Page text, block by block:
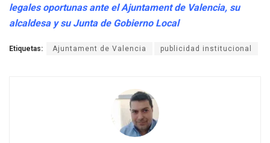
legales oportunas ante el Ajuntament de Valencia, su
alcaldesa y su Junta de Gobierno Local
Etiquetas: Ajuntament de Valencia publicidad institucional